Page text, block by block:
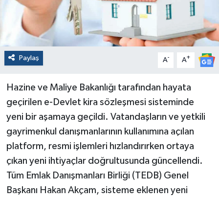
Paylaş A- A+
Hazine ve Maliye Bakanlığı tarafından hayata
geçirilen e-Devlet kira sözleşmesi sisteminde
yeni bir aşamaya geçildi. Vatandaşların ve yetkili
gayrimenkul danışmanlarının kullanımına açılan
platform, resmi işlemleri hızlandırırken ortaya
çıkan yeni ihtiyaçlar doğrultusunda güncellendi.
Tüm Emlak Danışmanları Birliği (TEDB) Genel
Başkanı Hakan Akçam, sisteme eklenen yeni